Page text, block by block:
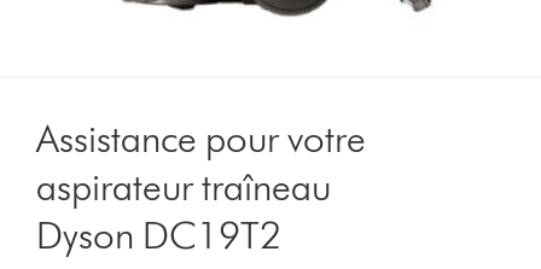
Assistance pour votre
aspirateur traîneau
Dyson DC19T2